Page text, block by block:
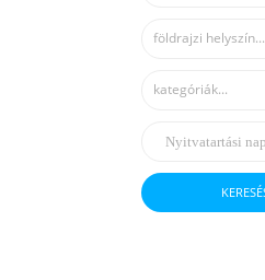
földrajzi helyszín...
kategóriák...